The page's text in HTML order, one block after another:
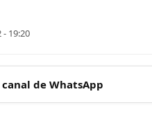
19:20
de WhatsApp